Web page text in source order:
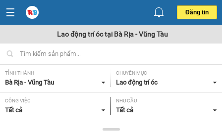
Đăng tin
Lao động trí óc tại Bà Rịa - Vũng Tàu
TỈNH THÀNH
Bà Rịa - Vũng Tàu
CHUYÊN MỤC
Lao động trí óc
CÔNG VIỆC
Tất cả
NHU CẦU
Tất cả